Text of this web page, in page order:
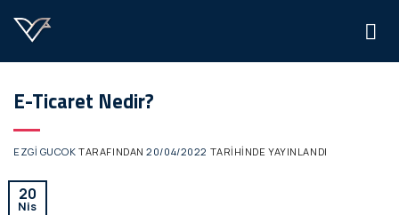
atla
E-Ticaret Nedir?
EZGI GUCOK TARAFINDAN 20/04/2022 TARIHINDE YAYINLANDI
20
Nis